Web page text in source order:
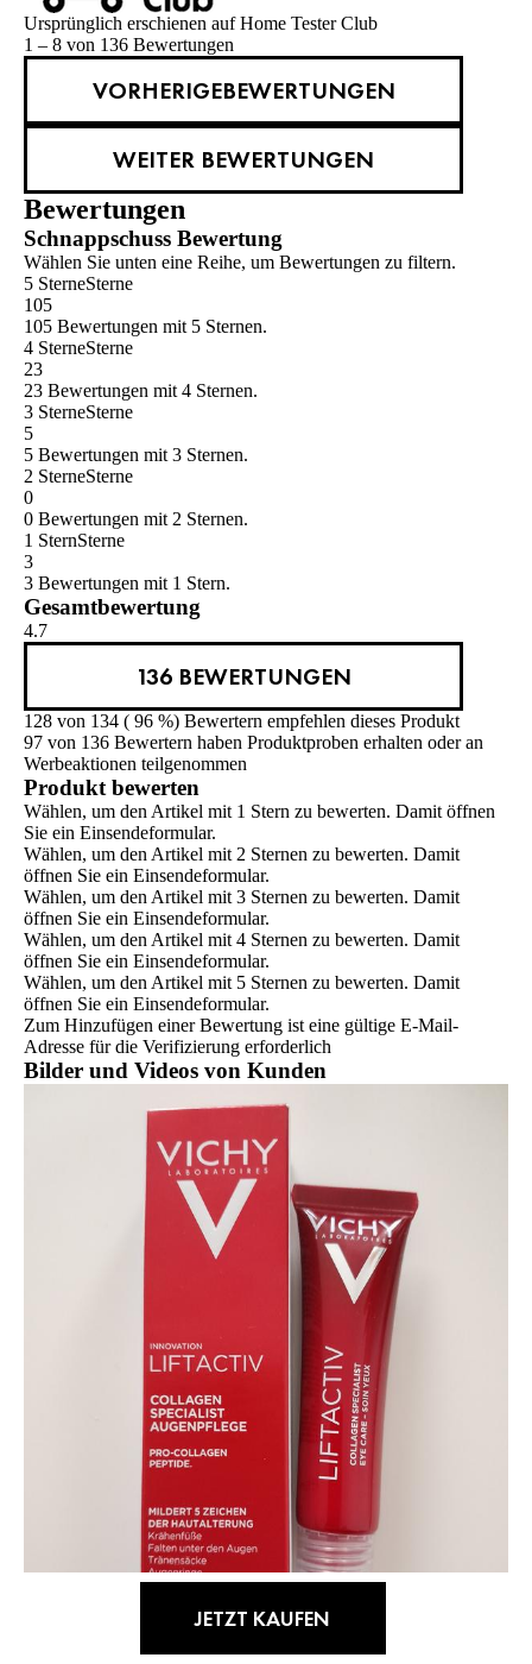
Ursprünglich erschienen auf Home Tester Club
1 – 8 von 136 Bewertungen
VORHERIGEBEWERTUNGEN
WEITER BEWERTUNGEN
Bewertungen
Schnappschuss Bewertung
Wählen Sie unten eine Reihe, um Bewertungen zu filtern.
5 SterneSterne
105
105 Bewertungen mit 5 Sternen.
4 SterneSterne
23
23 Bewertungen mit 4 Sternen.
3 SterneSterne
5
5 Bewertungen mit 3 Sternen.
2 SterneSterne
0
0 Bewertungen mit 2 Sternen.
1 SternSterne
3
3 Bewertungen mit 1 Stern.
Gesamtbewertung
4.7
136 BEWERTUNGEN
128 von 134 ( 96 %) Bewertern empfehlen dieses Produkt
97 von 136 Bewertern haben Produktproben erhalten oder an
Werbeaktionen teilgenommen
Produkt bewerten
Wählen, um den Artikel mit 1 Stern zu bewerten. Damit öffnen
Sie ein Einsendeformular.
Wählen, um den Artikel mit 2 Sternen zu bewerten. Damit
öffnen Sie ein Einsendeformular.
Wählen, um den Artikel mit 3 Sternen zu bewerten. Damit
öffnen Sie ein Einsendeformular.
Wählen, um den Artikel mit 4 Sternen zu bewerten. Damit
öffnen Sie ein Einsendeformular.
Wählen, um den Artikel mit 5 Sternen zu bewerten. Damit
öffnen Sie ein Einsendeformular.
Zum Hinzufügen einer Bewertung ist eine gültige E-Mail-
Adresse für die Verifizierung erforderlich
Bilder und Videos von Kunden
JETZT KAUFEN